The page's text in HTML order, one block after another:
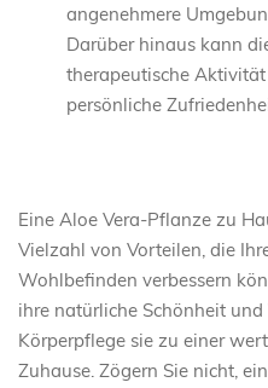
angenehmere
Darüber hinaus kann
therapeutische
persönliche
Eine Aloe Vera-Pflanze zu
Vielzahl von Vorteilen, die
Wohlbefinden verbessern
ihre natürliche Schönheit
Körperpflege sie zu einer
Zuhause. Zögern Sie nicht,